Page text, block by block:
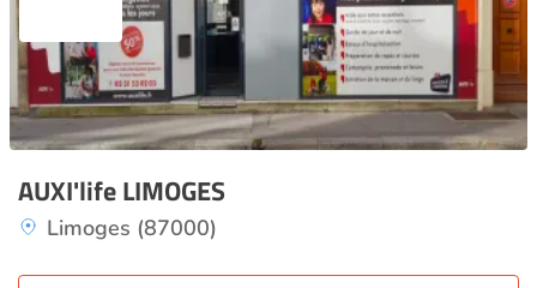
AUXI'life LIMOGES
Limoges (87000)